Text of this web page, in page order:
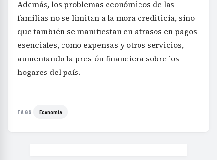
Además, los problemas económicos de las
familias no se limitan a la mora crediticia, sino
que también se manifiestan en atrasos en pagos
esenciales, como expensas y otros servicios,
aumentando la presión financiera sobre los
hogares del país.
TAGS Economía